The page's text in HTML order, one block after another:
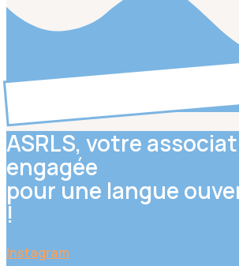
ASRLS, votre
engagée
pour une langue
!
Instagram